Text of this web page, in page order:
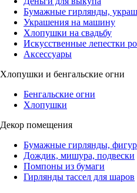
Бумажные гирлянды,
Украшения на машину
Хлопушки на свадьбу
Искусственные лепестки
Аксессуары
Хлопушки и бенгальские огни
Бенгальские огни
Хлопушки
Декор помещения
Бумажные гирлянды,
Дождик, мишура, подвески
Помпоны из бумаги
Гирлянды тассел для шаров